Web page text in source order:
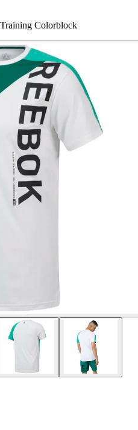
Colorblock